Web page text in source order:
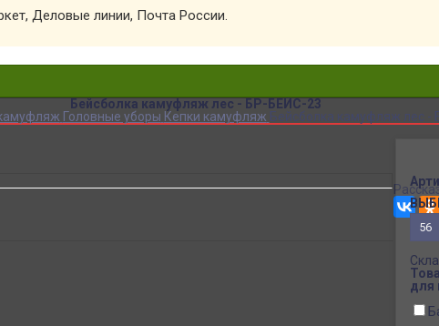
Деловые линии, Почта России.
Бейсболка камуфляж лес - БР-БЕЙС-23
Головные уборы Кепки камуфляж Бейсболка камуфляж лес -
56
для